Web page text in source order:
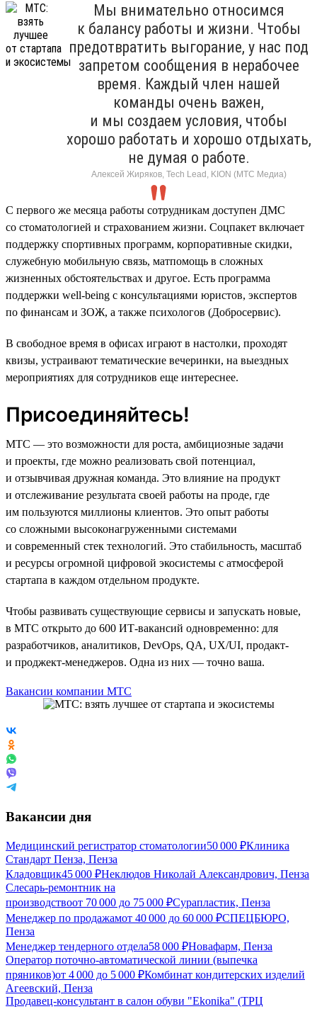
Мы внимательно относимся
к балансу работы и жизни. Чтобы
предотвратить выгорание, у нас под
запретом сообщения в нерабочее
время. Каждый член нашей
команды очень важен,
и мы создаем условия, чтобы
хорошо работать и хорошо отдыхать,
не думая о работе.
Алексей Жиряков, Tech Lead, KION (МТС Медиа)
С первого же месяца работы сотрудникам доступен ДМС
со стоматологией и страхованием жизни. Соцпакет включает
поддержку спортивных программ, корпоративные скидки,
служебную мобильную связь, матпомощь в сложных
жизненных обстоятельствах и другое. Есть программа
поддержки well-being с консультациями юристов, экспертов
по финансам и ЗОЖ, а также психологов (Добросервис).
В свободное время в офисах играют в настолки, проходят
квизы, устраивают тематические вечеринки, на выездных
мероприятиях для сотрудников еще интереснее.
Присоединяйтесь!
МТС — это возможности для роста, амбициозные задачи
и проекты, где можно реализовать свой потенциал,
и отзывчивая дружная команда. Это влияние на продукт
и отслеживание результата своей работы на проде, где
им пользуются миллионы клиентов. Это опыт работы
со сложными высоконагруженными системами
и современный стек технологий. Это стабильность, масштаб
и ресурсы огромной цифровой экосистемы с атмосферой
стартапа в каждом отдельном продукте.
Чтобы развивать существующие сервисы и запускать новые,
в МТС открыто до 600 ИТ-вакансий одновременно: для
разработчиков, аналитиков, DevOps, QA, UX/UI, продакт-
и проджект-менеджеров. Одна из них — точно ваша.
Вакансии компании МТС
Вакансии дня
Медицинский регистратор стоматологии50 000 ₽Клиника
Стандарт Пенза, Пенза
Кладовщик45 000 ₽Неклюдов Николай Александрович, Пенза
Слесарь-ремонтник на
производствоот 70 000 до 75 000 ₽Сурапластик, Пенза
Менеджер по продажамот 40 000 до 60 000 ₽СПЕЦБЮРО,
Пенза
Менеджер тендерного отдела58 000 ₽Новафарм, Пенза
Оператор поточно-автоматической линии (выпечка
пряников)от 4 000 до 5 000 ₽Комбинат кондитерских изделий
Агеевский, Пенза
Продавец-консультант в салон обуви "Ekonika" (ТРЦ